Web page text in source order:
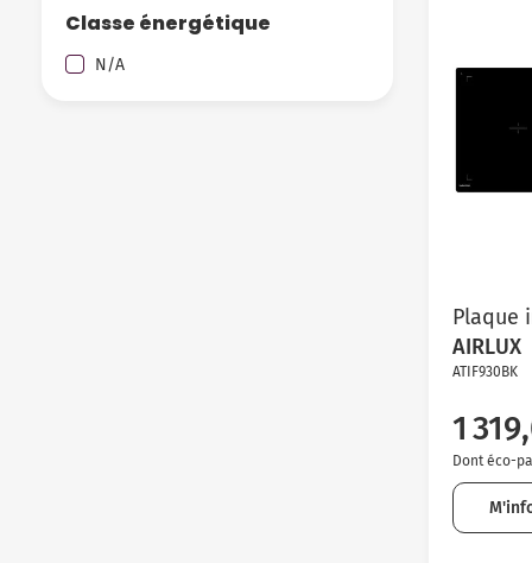
Classe énergétique
N/A
Plaque
AIRLUX
ATIF930BK
1
Dont éco-